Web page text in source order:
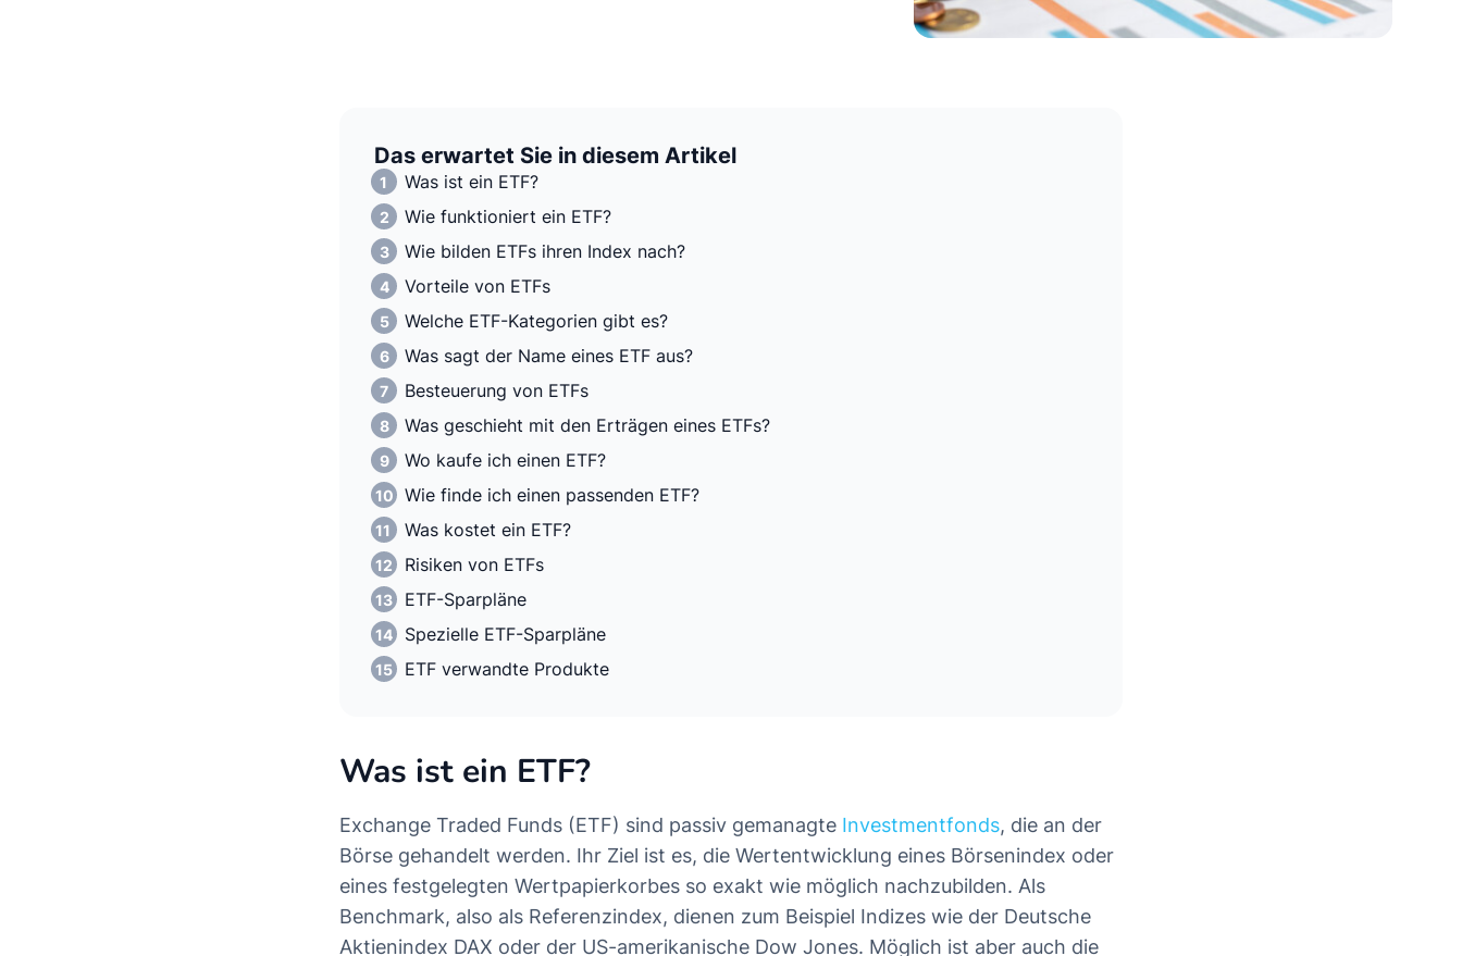
Sichere Geldanlagen
Das erwartet Sie in diesem Artikel
Was ist ein ETF?
Wie funktioniert ein ETF?
Wie bilden ETFs ihren Index nach?
Vorteile von ETFs
Welche ETF-Kategorien gibt es?
Was sagt der Name eines ETF aus?
Besteuerung von ETFs
Was geschieht mit den Erträgen eines ETFs?
Wo kaufe ich einen ETF?
Wie finde ich einen passenden ETF?
Was kostet ein ETF?
Risiken von ETFs
ETF-Sparpläne
Spezielle ETF-Sparpläne
ETF verwandte Produkte
Was ist ein ETF?
Exchange Traded Funds (ETF) sind passiv gemanagte Investmentfonds, die an der
Börse gehandelt werden. Ihr Ziel ist es, die Wertentwicklung eines Börsenindex oder
eines festgelegten Wertpapierkorbes so exakt wie möglich nachzubilden. Als
Benchmark, also als Referenzindex, dienen zum Beispiel Indizes wie der Deutsche
Aktienindex DAX oder der US-amerikanische Dow Jones. Möglich ist aber auch die